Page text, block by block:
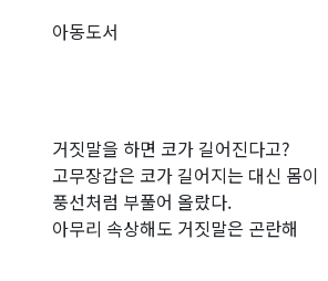
아동도서
거짓말을 하면 코가 길어진다고?
고무장갑은 코가 길어지는 대신 몸이
풍선처럼 부풀어 올랐다.
아무리 속상해도 거짓말은 곤란해